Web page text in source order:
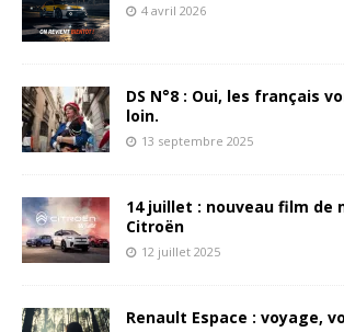
4 avril 2026
DS N°8 : Oui, les français
loin.
13 septembre 2025
14 juillet : nouveau film de
Citroën
12 juillet 2025
Renault Espace : voyage,